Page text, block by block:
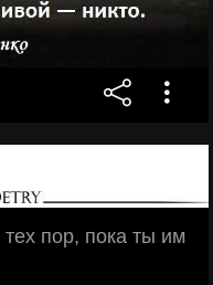
пор, пока ты им